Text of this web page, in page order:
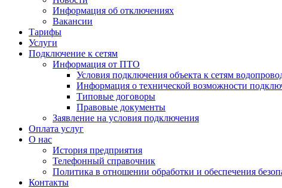
Информация об отключениях
Вакансии
Тарифы
Услуги
Подключение к сетям
Информация от ПТО
Условия подключения объекта к сетям
Информация о технической возможности
Типовые договоры
Правовые документы
Заявление на условия подключения
Оплата услуг
О нас
История предприятия
Телефонный справочник
Политика в отношении обработки и обеспечения
Контакты